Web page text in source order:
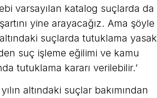
varsayılan katalog suçlarda da
yine arayacağız. Ama şöyle
suçlarda tutuklama yasak
suç işleme eğilimi ve kamu
tutuklama kararı verilebilir.’
altındaki suçlar bakımından